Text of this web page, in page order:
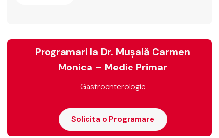
Programari la Dr. Mușală Carmen
Monica – Medic Primar
Gastroenterologie
Solicita o Programare